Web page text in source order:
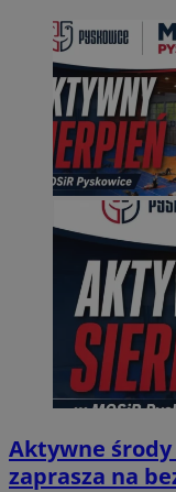
Aktywne środy
zaprasza na